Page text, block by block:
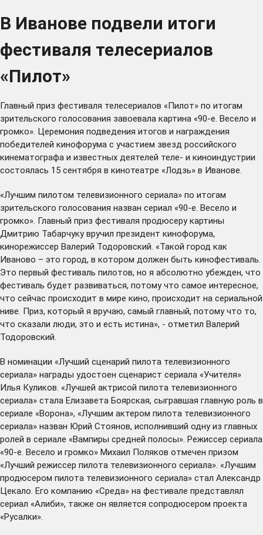
В Иванове подвели итоги
фестиваля телесериалов
«Пилот»
Главный приз фестиваля телесериалов «Пилот» по итогам
зрительского голосования завоевала картина «90-е. Весело и
громко». Церемония подведения итогов и награждения
победителей кинофорума с участием звезд российского
кинематографа и известных деятелей теле- и киноиндустрии
состоялась 15 сентября в кинотеатре «Лодзь» в Иванове.
«Лучшим пилотом телевизионного сериала» по итогам
зрительского голосования назван сериал «90-е. Весело и
громко». Главный приз фестиваля продюсеру картины
Дмитрию Табарчуку вручил президент кинофорума,
кинорежиссер Валерий Тодоровский. «Такой город как
Иваново – это город, в котором должен быть кинофестиваль.
Это первый фестиваль пилотов, но я абсолютно убежден, что
фестиваль будет развиваться, потому что самое интересное,
что сейчас происходит в мире кино, происходит на сериальной
ниве. Приз, который я вручаю, самый главный, потому что то,
что сказали люди, это и есть истина», - отметил Валерий
Тодоровский.
В номинации «Лучший сценарий пилота телевизионного
сериала» награды удостоен сценарист сериала «Учителя»
Илья Куликов. «Лучшей актрисой пилота телевизионного
сериала» стала Елизавета Боярская, сыгравшая главную роль в
сериале «Ворона», «Лучшим актером пилота телевизионного
сериала» назван Юрий Стоянов, исполнивший одну из главных
ролей в сериале «Вампиры средней полосы». Режиссер сериала
«90-е. Весело и громко» Михаил Поляков отмечен призом
«Лучший режиссер пилота телевизионного сериала». «Лучшим
продюсером пилота телевизионного сериала» стал Александр
Цекало. Его компанию «Среда» на фестивале представлял
сериал «Алиби», также он является сопродюсером проекта
«Русалки».